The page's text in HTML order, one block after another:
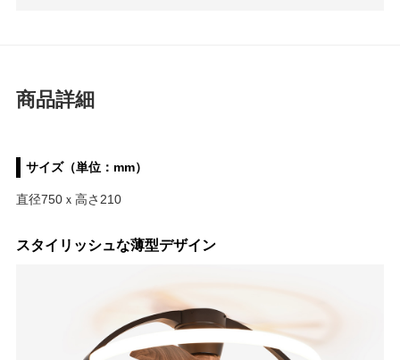
商品詳細
サイズ（単位：mm）
直径750ｘ高さ210
スタイリッシュな薄型デザイン